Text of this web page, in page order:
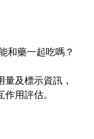
和藥一起吃嗎？
及標示資訊，
用評估。